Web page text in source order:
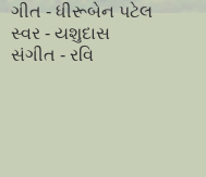
ગીત - ધીરૂબેન પટેલ
સ્વર - યશુદાસ
સંગીત - રવિ